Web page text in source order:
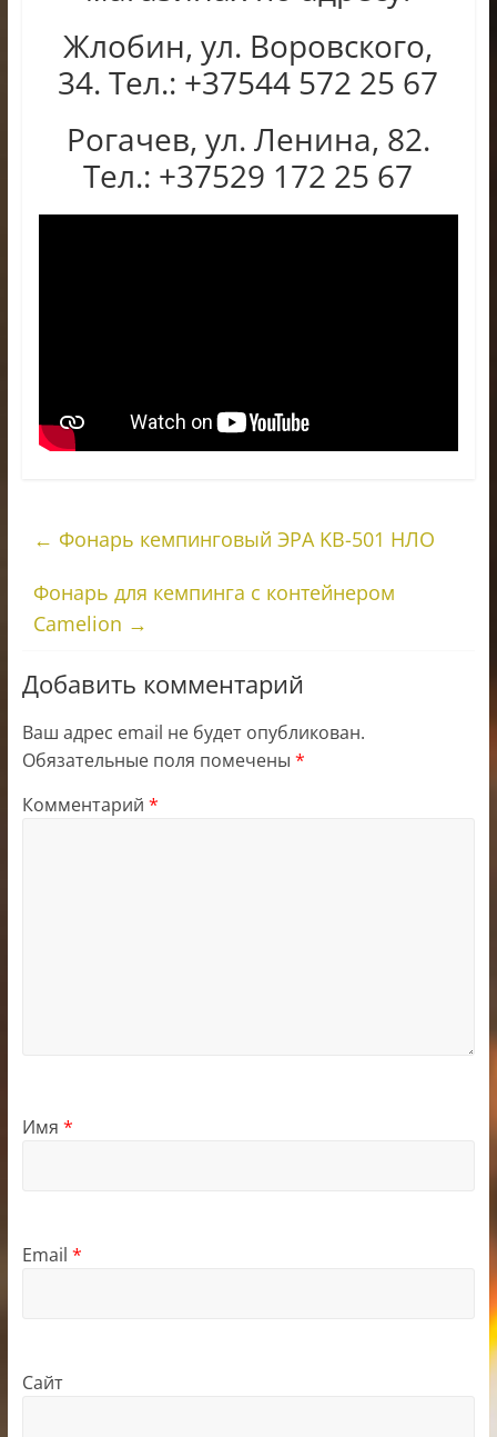
Жлобин, ул. Воровского,
34. Тел.: +37544 572 25 67
Рогачев, ул. Ленина, 82.
Тел.: +37529 172 25 67
← Фонарь кемпинговый ЭРА KB-501 НЛО
Фонарь для кемпинга с контейнером
Camelion →
Добавить комментарий
Ваш адрес email не будет опубликован.
Обязательные поля помечены *
Комментарий *
Имя *
Email *
Сайт